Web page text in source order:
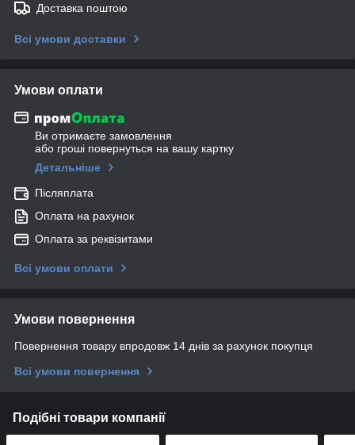
Доставка поштою
Всі умови доставки
Умови оплати
Ви отримаєте замовлення
або гроші повернуться на вашу картку
Детальніше
Післяплата
Оплата на рахунок
Оплата за реквізитами
Всі умови оплати
Умови повернення
Повернення товару впродовж 14 днів за рахунок покупця
Всі умови повернення
Подібні товари компанії